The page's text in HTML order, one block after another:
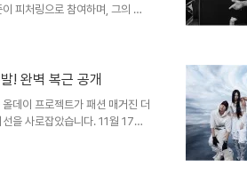
피처링으로 참여하며, 그의 목
들에게는 잊을 수 없는, 어쩌면
의 만남: 음악적 시너지?이번 앨
만남을 공개했습니다. 영..
! 완벽 복근 공개
데이 프로젝트가 패션 매거진 더
을 사로잡았습니다. 11월 17일
인 것입니다. 이번 화보는 올데